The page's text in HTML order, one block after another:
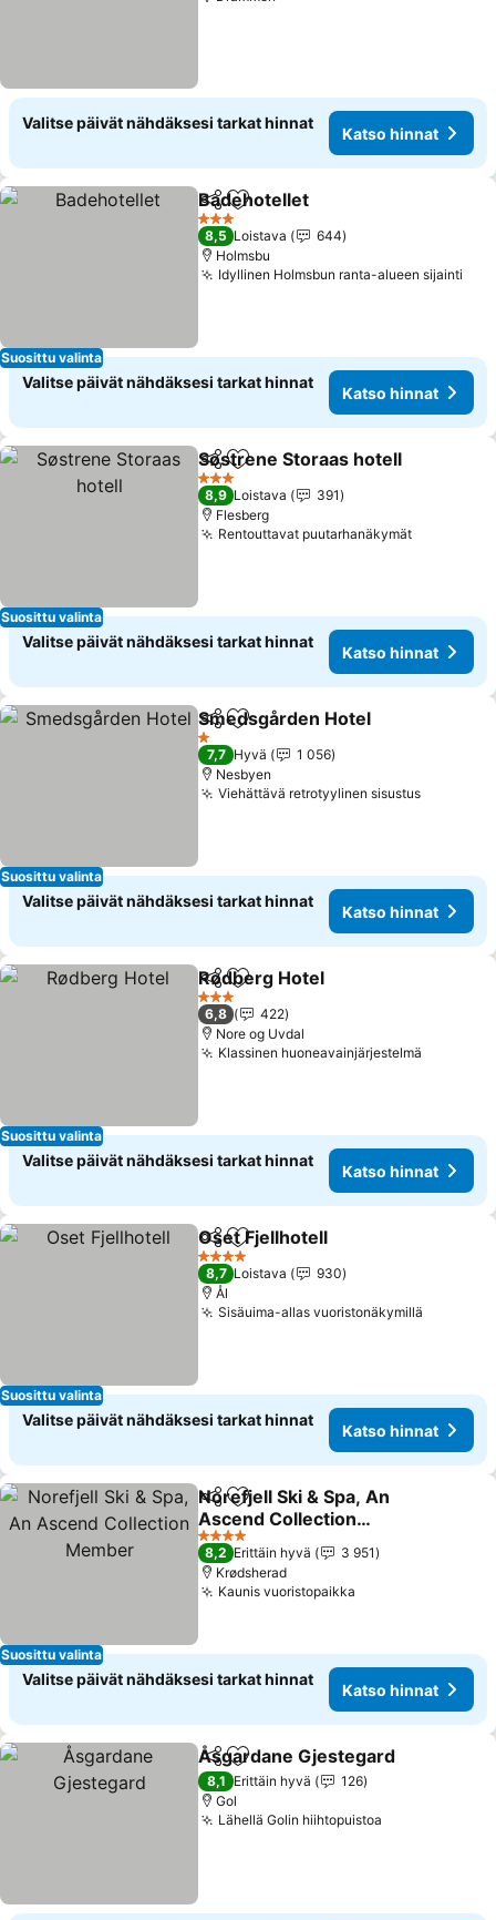
Valitse päivät nähdäksesi tarkat hinnat
Katso hinnat
Suosittu valinta
Jaa Lisää suosikkeihin
Badehotellet
3 Tähtiluokitus
8,5 Loistava
644
Holmsbu
Idyllinen Holmsbun ranta-alueen sijainti
Valitse päivät nähdäksesi tarkat hinnat
Katso hinnat
Suosittu valinta
Jaa Lisää suosikkeihin
Søstrene Storaas hotell
3 Tähtiluokitus
8,9 Loistava
391
Flesberg
Rentouttavat puutarhanäkymätKatso
Valitse päivät nähdäksesi tarkat hinnat
Katso hinnat
Suosittu valinta
Jaa Lisää suosikkeihin
Smedsgården Hotel
1 Tähtiluokitus
7,7 Hyvä
1 056
Nesbyen
Viehättävä retrotyylinen sisustusKatso
Valitse päivät nähdäksesi tarkat hinnat
Katso hinnat
Suosittu valinta
Jaa Lisää suosikkeihin
Rødberg Hotel
3 Tähtiluokitus
6,8
422
Nore og Uvdal
Klassinen huoneavainjärjestelmä
Valitse päivät nähdäksesi tarkat hinnat
Katso hinnat
Suosittu valinta
Jaa Lisää suosikkeihin
Oset Fjellhotell
4 Tähtiluokitus
8,7 Loistava
930
Ål
Sisäuima-allas vuoristonäkymillä
Valitse päivät nähdäksesi tarkat hinnat
Katso hinnat
Suosittu valinta
Jaa Lisää suosikkeihin
Norefjell Ski & Spa, An
Ascend Collection
Member
Katso hinnat
4 Tähtiluokitus
8,2 Erittäin hyvä
3 951
Krødsherad
Kaunis vuoristopaikka
Valitse päivät nähdäksesi tarkat hinnat
Katso hinnat
Jaa Lisää suosikkeihin
Åsgardane Gjestegard
8,1 Erittäin hyvä
126
Gol
Lähellä Golin hiihtopuistoa